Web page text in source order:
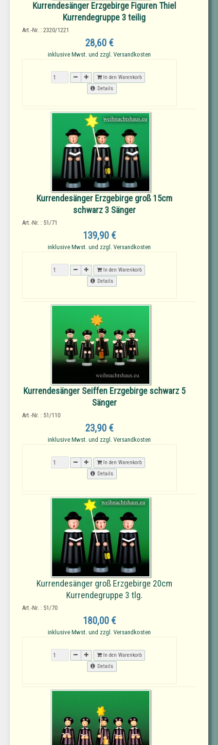
Kurrendesänger Erzgebirge Figuren Thiel
Kurrendegruppe 3 teilig
Art.-Nr. : 2320/1221
28,60 €
inklusive Mwst. und zzgl. Versandkosten
In den Warenkorb
Details
Kurrendesänger Erzgebirge groß 15cm
schwarz 3 Sänger
Art.-Nr. : 51/71
139,90 €
inklusive Mwst. und zzgl. Versandkosten
In den Warenkorb
Details
Kurrendesänger Seiffen Erzgebirge schwarz 5
Sänger
Art.-Nr. : 51/110
23,90 €
inklusive Mwst. und zzgl. Versandkosten
In den Warenkorb
Details
Kurrendesänger groß Erzgebirge 20cm
Kurrendegruppe 3 tlg.
Art.-Nr. : 51/70
180,00 €
inklusive Mwst. und zzgl. Versandkosten
In den Warenkorb
Details